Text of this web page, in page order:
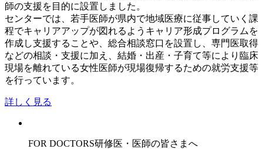
師の支援を目的に設置しました。
センターでは、若手医師が県内で地域医療に従事していく課
程でキャリアアップが図れるようキャリア形成プログラムを
作成し支援することや、総合相談窓口を設置し、専門医取得
などの相談・支援に加え、結婚・出産・子育て等により臨床
現場を離れている女性医師が現場復帰するための就労支援等
を行っています。
詳しく見る
FOR DOCTORS研修医・医師の皆さまへ